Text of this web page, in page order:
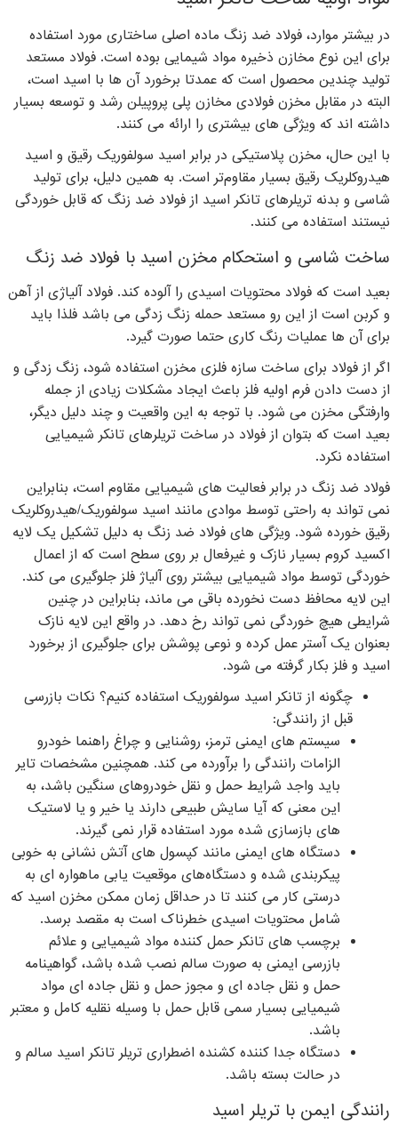
در بیشتر موارد، فولاد ضد زنگ ماده اصلی ساختاری مورد استفاده
برای این نوع مخازن ذخیره مواد شیمایی بوده است. فولاد مستعد
تولید چندین محصول است که عمدتا برخورد آن ها با اسید است،
البته در مقابل مخزن فولادی مخازن پلی پروپیلن رشد و توسعه بسیار
داشته اند که ویژگی های بیشتری را ارائه می کنند.
با این حال، مخزن پلاستیکی در برابر اسید سولفوریک رقیق و اسید
هیدروکلریک رقیق بسیار مقاوم‌تر است. به همین دلیل، برای تولید
شاسی و بدنه تریلرهای تانکر اسید از فولاد ضد زنگ که قابل خوردگی
نیستند استفاده می کنند.
ساخت شاسی و استحکام مخزن اسید با فولاد ضد زنگ
بعید است که فولاد محتویات اسیدی را آلوده کند. فولاد آلیاژی از آهن
و کربن است از این رو مستعد حمله زنگ زدگی می باشد فلذا باید
برای آن ها عملیات رنگ کاری حتما صورت گیرد.
اگر از فولاد برای ساخت سازه فلزی مخزن استفاده شود، زنگ زدگی و
از دست دادن فرم اولیه فلز باعث ایجاد مشکلات زیادی از جمله
وارفتگی مخزن می شود. با توجه به این واقعیت و چند دلیل دیگر،
بعید است که بتوان از فولاد در ساخت تریلرهای تانکر شیمیایی
استفاده نکرد.
فولاد ضد زنگ در برابر فعالیت های شیمیایی مقاوم است، بنابراین
نمی تواند به راحتی توسط موادی مانند اسید سولفوریک/هیدروکلریک
رقیق خورده شود. ویژگی های فولاد ضد زنگ به دلیل تشکیل یک لایه
اکسید کروم بسیار نازک و غیرفعال بر روی سطح است که از اعمال
خوردگی توسط مواد شیمیایی بیشتر روی آلیاژ فلز جلوگیری می کند.
این لایه محافظ دست نخورده باقی می ماند، بنابراین در چنین
شرایطی هیچ خوردگی نمی تواند رخ دهد. در واقع این لایه نازک
بعنوان یک آستر عمل کرده و نوعی پوشش برای جلوگیری از برخورد
اسید و فلز بکار گرفته می شود.
چگونه از تانکر اسید سولفوریک استفاده کنیم؟ نکات بازرسی
قبل از رانندگی:
سیستم های ایمنی ترمز، روشنایی و چراغ راهنما خودرو
الزامات رانندگی را برآورده می کند. همچنین مشخصات تایر
باید واجد شرایط حمل و نقل خودروهای سنگین باشد، به
این معنی که آیا سایش طبیعی دارند یا خیر و یا لاستیک
های بازسازی شده مورد استفاده قرار نمی گیرند.
دستگاه های ایمنی مانند کپسول های آتش نشانی به خوبی
پیکربندی شده و دستگاه‌های موقعیت یابی ماهواره ای به
درستی کار می کنند تا در حداقل زمان ممکن مخزن اسید که
شامل محتویات اسیدی خطرناک است به مقصد برسد.
برچسب های تانکر حمل کننده مواد شیمیایی و علائم
بازرسی ایمنی به صورت سالم نصب شده باشد، گواهینامه
حمل و نقل جاده ای و مجوز حمل و نقل جاده ای مواد
شیمیایی بسیار سمی قابل حمل با وسیله نقلیه کامل و معتبر
باشد.
دستگاه جدا کننده کشنده اضطراری تریلر تانکر اسید سالم و
در حالت بسته باشد.
رانندگی ایمن با تریلر اسید